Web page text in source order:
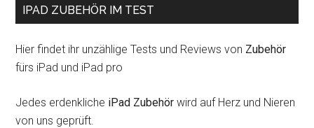
IPAD ZUBEHÖR IM TEST
Hier findet ihr unzählige Tests und Reviews von Zubehör
fürs iPad und iPad pro
Jedes erdenkliche iPad Zubehör wird auf Herz und Nieren
von uns geprüft.